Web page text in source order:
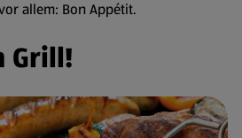
allem: Bon Appétit.
Grill!